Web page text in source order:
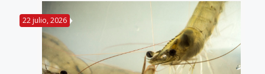
22 julio, 2026